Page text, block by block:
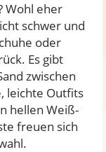
Wohl eher
schwer und
oder
Es gibt
zwischen
leichte Outfits
hellen Weiß-
freuen sich